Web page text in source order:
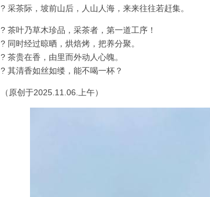
? 采茶际，坡前山后，人山人海，来来往往若赶集。
? 茶叶乃草木珍品，采茶者，第一道工序！
? 同时经过晾晒，烘焙烤，把养分聚。
? 茶贵在香，由里而外动人心魄。
? 其清香如丝如缕，能不喝一杯？
（原创于2025.11.06.上午）